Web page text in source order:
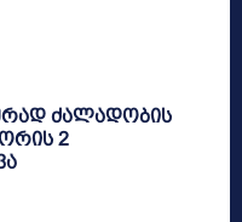
ძალადობის
2